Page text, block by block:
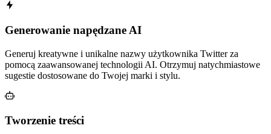
Generowanie napędzane AI
Generuj kreatywne i unikalne nazwy użytkownika Twitter za
pomocą zaawansowanej technologii AI. Otrzymuj natychmiastowe
sugestie dostosowane do Twojej marki i stylu.
Tworzenie treści